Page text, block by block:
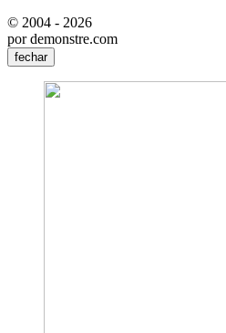
© 2004 - 2026
por demonstre.com
fechar